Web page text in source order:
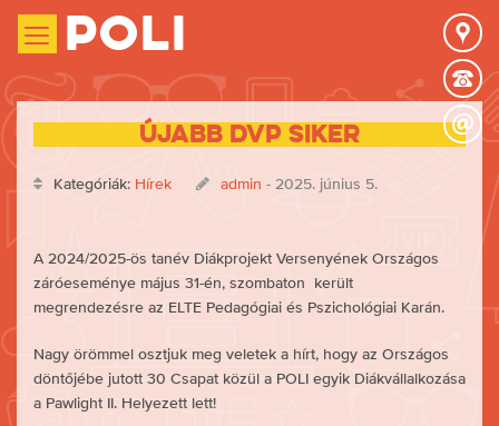
Poli
Újabb DVP siker
Kategóriák: Hírek admin - 2025. június 5.
A 2024/2025-ös tanév Diákprojekt Versenyének Országos
záróeseménye május 31-én, szombaton került
megrendezésre az ELTE Pedagógiai és Pszichológiai Karán.
Nagy örömmel osztjuk meg veletek a hírt, hogy az Országos
döntőjébe jutott 30 Csapat közül a POLI egyik Diákvállalkozása
a Pawlight II. Helyezett lett!